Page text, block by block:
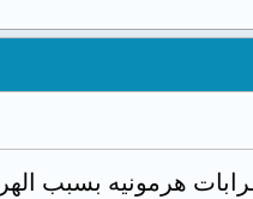
هرمونيه بسبب